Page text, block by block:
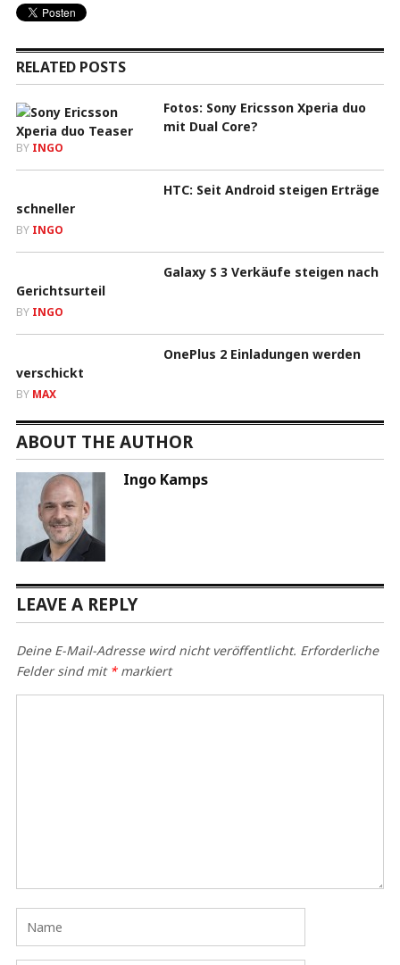
RELATED POSTS
Fotos: Sony Ericsson Xperia duo
mit Dual Core?
BY INGO
HTC: Seit Android steigen Erträge
schneller
BY INGO
Galaxy S 3 Verkäufe steigen nach
Gerichtsurteil
BY INGO
OnePlus 2 Einladungen werden
verschickt
BY MAX
ABOUT THE AUTHOR
Ingo Kamps
LEAVE A REPLY
Deine E-Mail-Adresse wird nicht veröffentlicht. Erforderliche
Felder sind mit *markiert